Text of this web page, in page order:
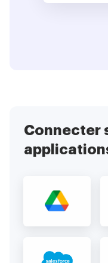
Connecter